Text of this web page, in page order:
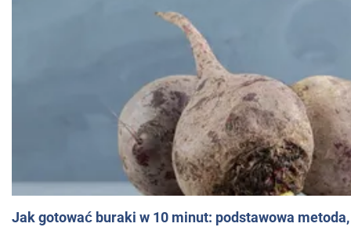
Jak gotować buraki w 10 minut: podstawowa